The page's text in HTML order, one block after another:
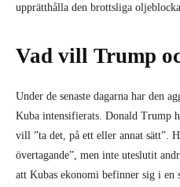
upprätthålla den brottsliga
Vad vill Trump
Under de senaste dagarna har den
Kuba intensifierats. Donald Trump
vill ”ta det, på ett eller annat sätt”.
övertagande”, men inte uteslutit
att Kubas ekonomi befinner sig i en